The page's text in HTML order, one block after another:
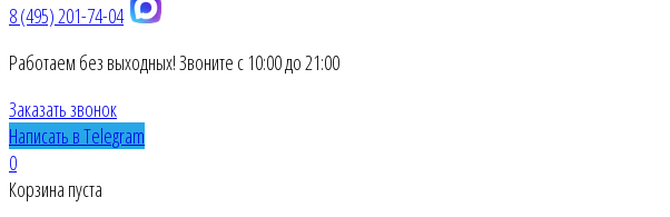
8 (495) 201-74-04
Работаем без выходных! Звоните с 10:00 до 21:00
Заказать звонок
Написать в Telegram
0
Корзина пуста